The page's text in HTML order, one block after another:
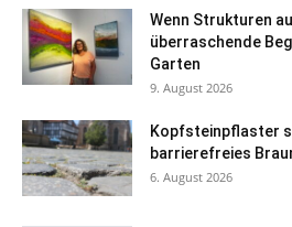
Wenn Strukturen
überraschende
Garten
9. August 2026
Kopfsteinpflaster
barrierefreies
6. August 2026